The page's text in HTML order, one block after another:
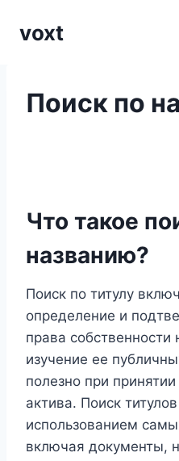
voxt
Поиск по
Что такое
названию?
Поиск по титулу
определение и
права
изучение ее
полезно при
актива. Поиск
использованием
включая документы,